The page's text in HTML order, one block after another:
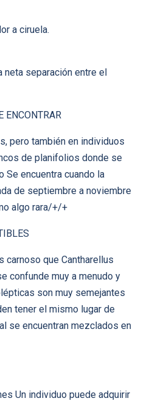
a ciruela.
neta separación entre el
ENCONTRAR
pero también en individuos
de planifolios donde se
encuentra cuando la
de septiembre a noviembre
algo rara/+/+
carnoso que Cantharellus
confunde muy a menudo y
son muy semejantes
tener el mismo lugar de
se encuentran mezclados en
Un individuo puede adquirir